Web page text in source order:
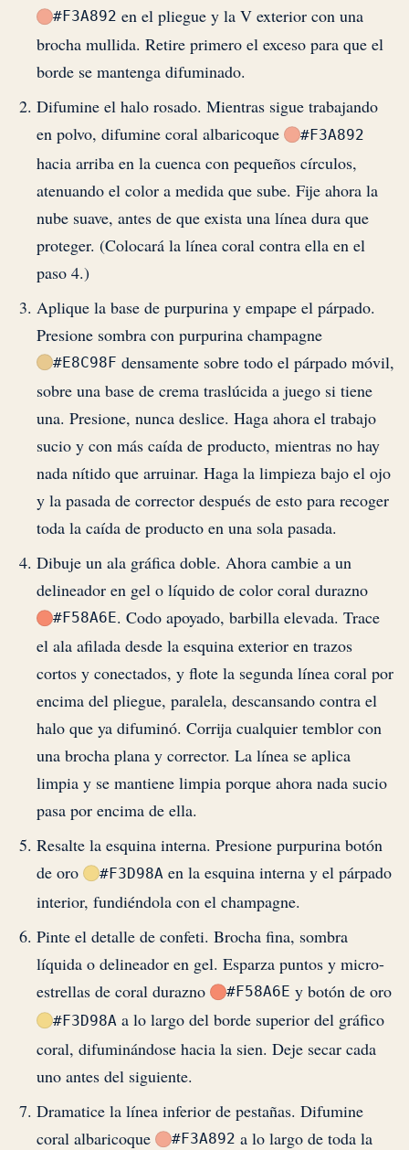
#F3A892 en el pliegue y la V exterior con una
brocha mullida. Retire primero el exceso para que el
borde se mantenga difuminado.
Difumine el halo rosado. Mientras sigue trabajando
en polvo, difumine coral albaricoque
#F3A892
hacia arriba en la cuenca con pequeños círculos,
atenuando el color a medida que sube. Fije ahora la
nube suave, antes de que exista una línea dura que
proteger. (Colocará la línea coral contra ella en el
paso 4.)
Aplique la base de purpurina y empape el párpado.
Presione sombra con purpurina champagne
#E8C98F densamente sobre todo el párpado móvil,
sobre una base de crema traslúcida a juego si tiene
una. Presione, nunca deslice. Haga ahora el trabajo
sucio y con más caída de producto, mientras no hay
nada nítido que arruinar. Haga la limpieza bajo el ojo
y la pasada de corrector después de esto para recoger
toda la caída de producto en una sola pasada.
Dibuje un ala gráfica doble. Ahora cambie a un
delineador en gel o líquido de color coral durazno
#F58A6E. Codo apoyado, barbilla elevada. Trace
el ala afilada desde la esquina exterior en trazos
cortos y conectados, y flote la segunda línea coral por
encima del pliegue, paralela, descansando contra el
halo que ya difuminó. Corrija cualquier temblor con
una brocha plana y corrector. La línea se aplica
limpia y se mantiene limpia porque ahora nada sucio
pasa por encima de ella.
Resalte la esquina interna. Presione purpurina botón
de oro
#F3D98A en la esquina interna y el párpado
interior, fundiéndola con el champagne.
Pinte el detalle de confeti. Brocha fina, sombra
líquida o delineador en gel. Esparza puntos y micro-
estrellas de coral durazno
#F58A6E y botón de oro
#F3D98A a lo largo del borde superior del gráfico
coral, difuminándose hacia la sien. Deje secar cada
uno antes del siguiente.
Dramatice la línea inferior de pestañas. Difumine
coral albaricoque
#F3A892 a lo largo de toda la